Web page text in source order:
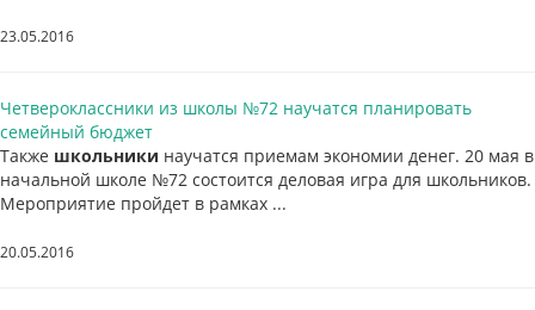
23.05.2016
Четвероклассники из школы №72 научатся планировать
семейный бюджет
Также школьники научатся приемам экономии денег. 20 мая в
начальной школе №72 состоится деловая игра для школьников.
Мероприятие пройдет в рамках ...
20.05.2016